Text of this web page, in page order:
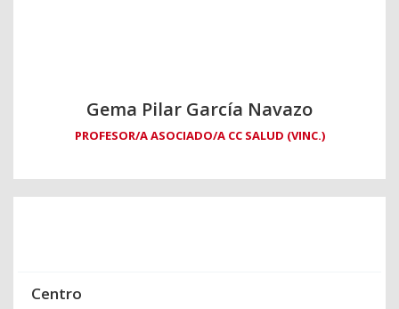
Gema Pilar García Navazo
PROFESOR/A ASOCIADO/A CC SALUD (VINC.)
Centro